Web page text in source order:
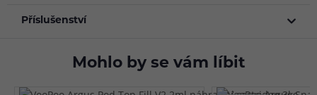
Příslušenství
Mohlo by se vám líbit